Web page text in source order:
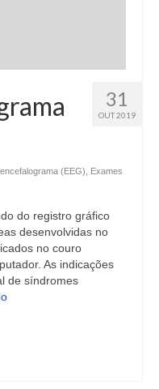
31
OUT 2019
(EEG)
Exames
do registro gráfico
desenvolvidas no
no couro
As indicações
de síndromes